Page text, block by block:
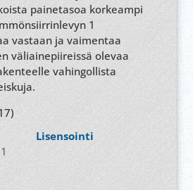
painetasoa korkeampi
1
vastaan ja vaimentaa
väliainepiireissä olevaa
vahingollista
Lisensointi